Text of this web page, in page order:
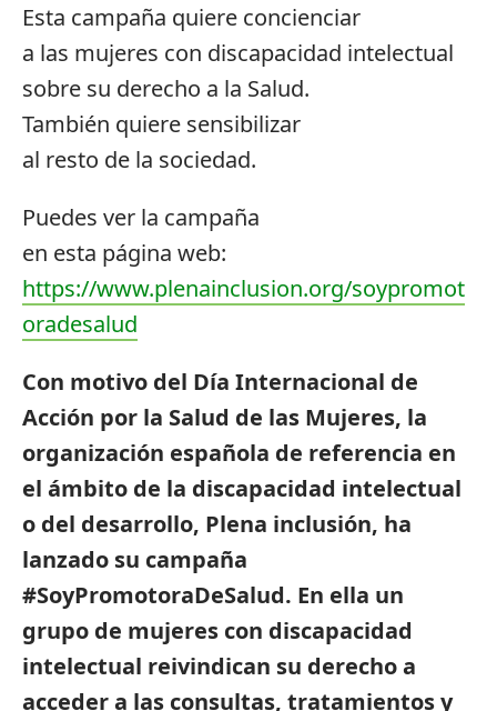
Esta campaña quiere concienciar
a las mujeres con discapacidad intelectual
sobre su derecho a la Salud.
También quiere sensibilizar
al resto de la sociedad.
Puedes ver la campaña
en esta página web:
https://www.plenainclusion.org/soypromot
oradesalud
Con motivo del Día Internacional de
Acción por la Salud de las Mujeres, la
organización española de referencia en
el ámbito de la discapacidad intelectual
o del desarrollo, Plena inclusión, ha
lanzado su campaña
#SoyPromotoraDeSalud. En ella un
grupo de mujeres con discapacidad
intelectual reivindican su derecho a
acceder a las consultas, tratamientos y